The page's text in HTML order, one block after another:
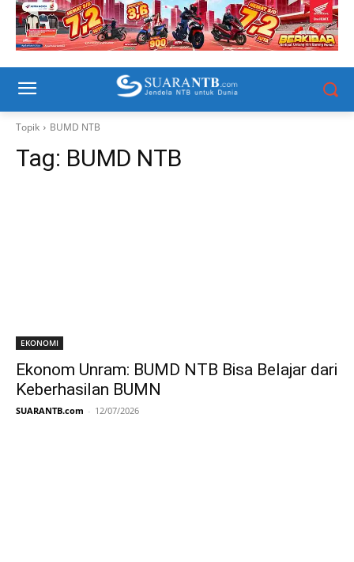
Topik BUMD NTB
Tag: BUMD NTB
EKONOMI
Ekonom Unram: BUMD NTB Bisa Belajar dari
Keberhasilan BUMN
SUARANTB.com - 12/07/2026